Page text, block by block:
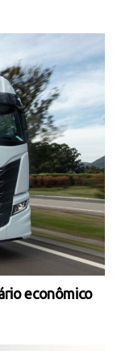
econômico